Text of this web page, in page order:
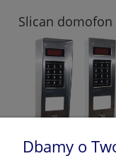
Slican domofon
Dbamy o